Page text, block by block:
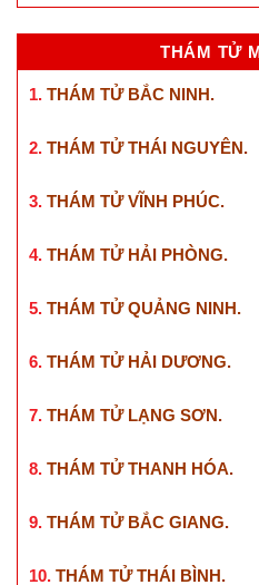
THÁM TỬ
1. THÁM TỬ BẮC NINH.
2. THÁM TỬ THÁI NGUYÊN.
3. THÁM TỬ VĨNH PHÚC.
4. THÁM TỬ HẢI PHÒNG.
5. THÁM TỬ QUẢNG NINH.
6. THÁM TỬ HẢI DƯƠNG.
7. THÁM TỬ LẠNG SƠN.
8. THÁM TỬ THANH HÓA.
9. THÁM TỬ BẮC GIANG.
10. THÁM TỬ THÁI BÌNH.